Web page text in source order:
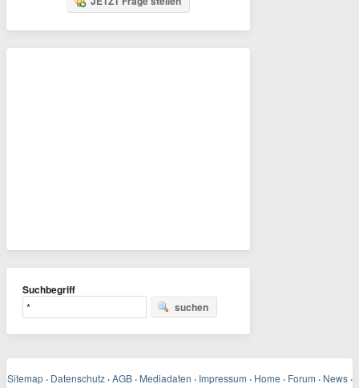
Suchbegriff
suchen
Sitemap · Datenschutz · AGB · Mediadaten · Impressum · Home · Forum · News ·